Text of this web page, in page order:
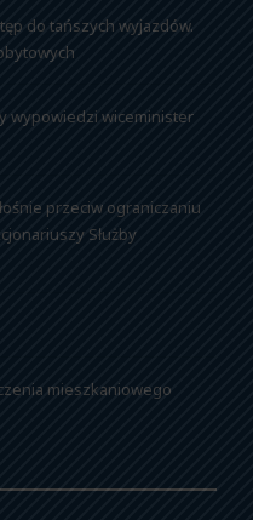
do tańszych wyjazdów.
wypowiedzi wiceminister
przeciw ograniczaniu
Służby
mieszkaniowego